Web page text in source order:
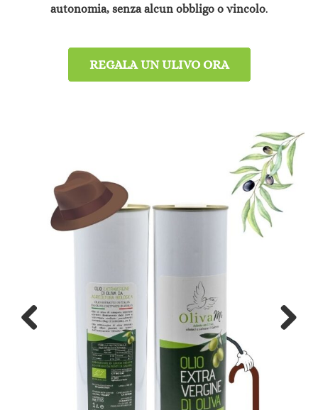
autonomia, senza alcun obbligo o vincolo.
REGALA UN ULIVO ORA